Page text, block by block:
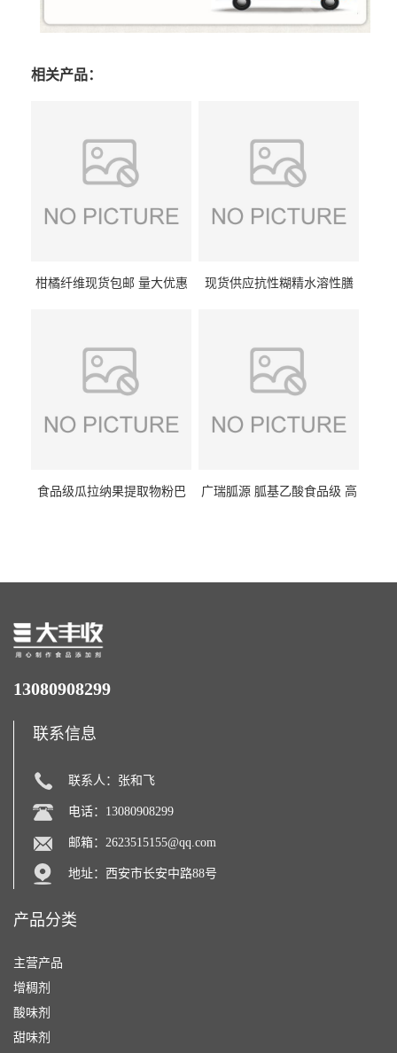
相关产品：
柑橘纤维现货包邮 量大优惠
现货供应抗性糊精水溶性膳
食品级瓜拉纳果提取物粉巴
广瑞胍源 胍基乙酸食品级 高
13080908299
联系信息
联系人：张和飞
电话：13080908299
邮箱： 2623515155@qq.com
地址：西安市长安中路88号
产品分类
主营产品
增稠剂
酸味剂
甜味剂